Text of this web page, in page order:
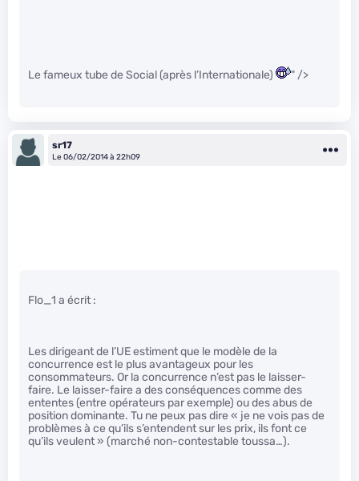
Le fameux tube de Social (après l’Internationale) " />
sr17
Le 06/02/2014 à 22h09
Flo_1 a écrit :
Les dirigeant de l’UE estiment que le modèle de la
concurrence est le plus avantageux pour les
consommateurs. Or la concurrence n’est pas le laisser-
faire. Le laisser-faire a des conséquences comme des
ententes (entre opérateurs par exemple) ou des abus de
position dominante. Tu ne peux pas dire « je ne vois pas de
problèmes à ce qu’ils s’entendent sur les prix, ils font ce
qu’ils veulent » (marché non-contestable toussa…).